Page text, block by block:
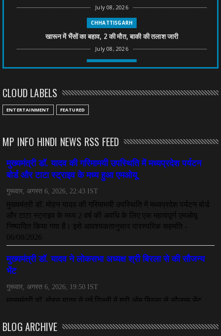
July 08, 2026
CHHATTISGARH
खारून में भैंसों का बहाव, 2 की मौत, बाकी की तलाश जारी
July 08, 2026
CHHATTISGARH
July 08, 2026
CHHATTISGARH
महादेव ऐप केस में बड़ा एक्शन, सौरभ चंद्राकर हिरासत में
July 08, 2026
CHHATTISGARH
तीजन बाई को याद करेगा छत्तीसगढ़ का लोक कला जगत
July 07, 2026
CLOUD LABELS
ENTERTAINMENT FEATURED
MP INFO HINDI NEWS RSS FEED
BLOG ARCHIVE